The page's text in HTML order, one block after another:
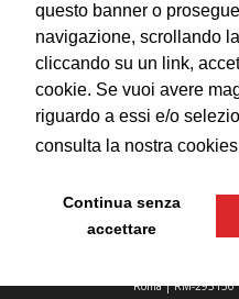
questo banner o
navigazione, scrollando
cliccando su un link,
cookie. Se vuoi avere
riguardo a essi e/o
consulta la nostra
Continua senza
accettare
Roma | RM-